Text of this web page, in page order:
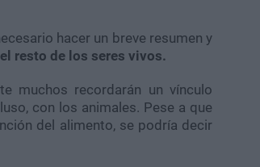
hacer un breve resumen y
resto de los seres vivos.
muchos recordarán un vínculo
con los animales. Pese a que
del alimento, se podría decir